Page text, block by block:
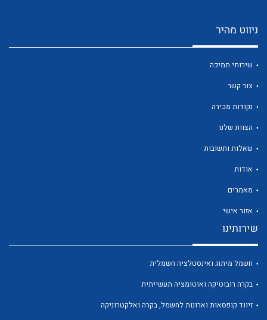
לכל מוצרי היצרן
ניווט מהיר
שירותי תמיכה
צור קשר
נקודות מכירה
הצוות שלנו
שאלות ותשובות
אודות
מאמרים
אזור אישי
שירותינו
חשמל מיתוג ואינסטלציה חשמלית
בקרה רובוטיקה ואוטומציה תעשייתית
זיווד קופסאות וארונות לחשמל, בקרה ואלקטרוניקה